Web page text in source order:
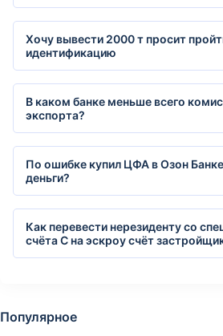
Хочу вывести 2000 т просит
идентификацию
В каком банке меньше всего
экспорта?
По ошибке купил ЦФА в Озон
деньги?
Как перевести нерезиденту со
счёта С на эскроу счёт
Популярное